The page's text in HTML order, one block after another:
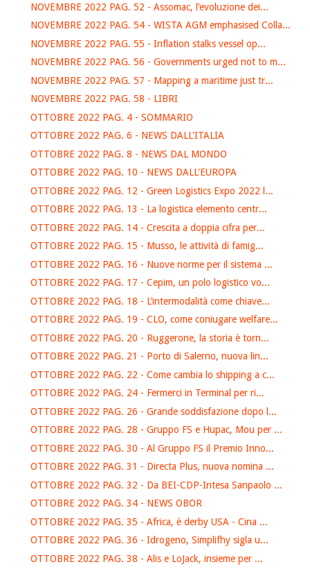
NOVEMBRE 2022 PAG. 52 - Assomac, l’evoluzione dei...
NOVEMBRE 2022 PAG. 54 - WISTA AGM emphasised Colla...
NOVEMBRE 2022 PAG. 55 - Inflation stalks vessel op...
NOVEMBRE 2022 PAG. 56 - Governments urged not to m...
NOVEMBRE 2022 PAG. 57 - Mapping a maritime just tr...
NOVEMBRE 2022 PAG. 58 - LIBRI
OTTOBRE 2022 PAG. 4 - SOMMARIO
OTTOBRE 2022 PAG. 6 - NEWS DALL'ITALIA
OTTOBRE 2022 PAG. 8 - NEWS DAL MONDO
OTTOBRE 2022 PAG. 10 - NEWS DALL'EUROPA
OTTOBRE 2022 PAG. 12 - Green Logistics Expo 2022 l...
OTTOBRE 2022 PAG. 13 - La logistica elemento centr...
OTTOBRE 2022 PAG. 14 - Crescita a doppia cifra per...
OTTOBRE 2022 PAG. 15 - Musso, le attività di famig...
OTTOBRE 2022 PAG. 16 - Nuove norme per il sistema ...
OTTOBRE 2022 PAG. 17 - Cepim, un polo logistico vo...
OTTOBRE 2022 PAG. 18 - L’intermodalità come chiave...
OTTOBRE 2022 PAG. 19 - CLO, come coniugare welfare...
OTTOBRE 2022 PAG. 20 - Ruggerone, la storia è torn...
OTTOBRE 2022 PAG. 21 - Porto di Salerno, nuova lin...
OTTOBRE 2022 PAG. 22 - Come cambia lo shipping a c...
OTTOBRE 2022 PAG. 24 - Fermerci in Terminal per ri...
OTTOBRE 2022 PAG. 26 - Grande soddisfazione dopo l...
OTTOBRE 2022 PAG. 28 - Gruppo FS e Hupac, Mou per ...
OTTOBRE 2022 PAG. 30 - Al Gruppo FS il Premio Inno...
OTTOBRE 2022 PAG. 31 - Directa Plus, nuova nomina ...
OTTOBRE 2022 PAG. 32 - Da BEI-CDP-Intesa Sanpaolo ...
OTTOBRE 2022 PAG. 34 - NEWS OBOR
OTTOBRE 2022 PAG. 35 - Africa, è derby USA - Cina ...
OTTOBRE 2022 PAG. 36 - Idrogeno, Simplifhy sigla u...
OTTOBRE 2022 PAG. 38 - Alis e LoJack, insieme per ...